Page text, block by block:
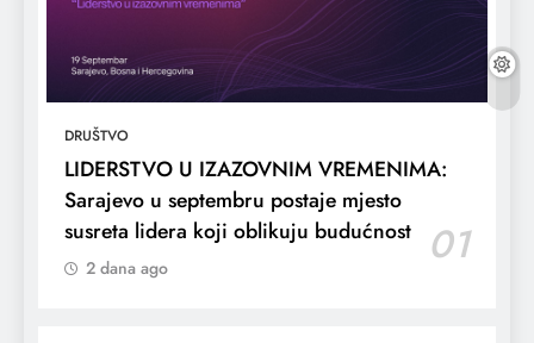
DRUŠTVO
LIDERSTVO U IZAZOVNIM VREMENIMA:
Sarajevo u septembru postaje mjesto
susreta lidera koji oblikuju budućnost
01
2 dana ago